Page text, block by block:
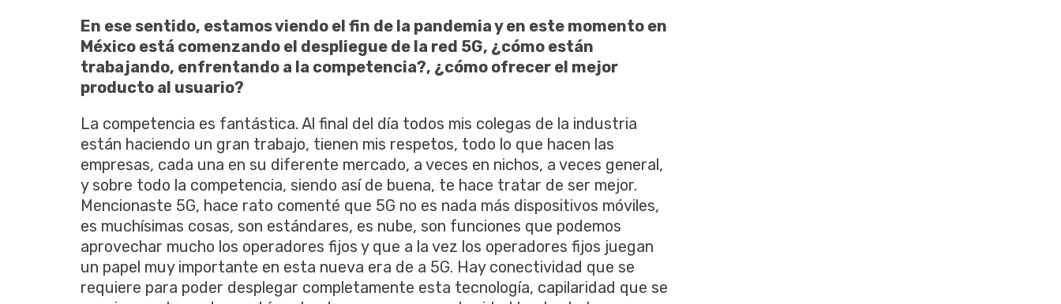
En ese sentido, estamos viendo el fin de la pandemia y en este momento en
México está comenzando el despliegue de la red 5G, ¿cómo están
trabajando, enfrentando a la competencia?, ¿cómo ofrecer el mejor
producto al usuario?
La competencia es fantástica. Al final del día todos mis colegas de la industria
están haciendo un gran trabajo, tienen mis respetos, todo lo que hacen las
empresas, cada una en su diferente mercado, a veces en nichos, a veces general,
y sobre todo la competencia, siendo así de buena, te hace tratar de ser mejor.
Mencionaste 5G, hace rato comenté que 5G no es nada más dispositivos móviles,
es muchísimas cosas, son estándares, es nube, son funciones que podemos
aprovechar mucho los operadores fijos y que a la vez los operadores fijos juegan
un papel muy importante en esta nueva era de a 5G. Hay conectividad que se
requiere para poder desplegar completamente esta tecnología, capilaridad que se